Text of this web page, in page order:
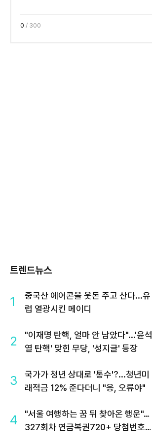
0 / 300
트렌드뉴스
1
중국산 에어콘을 웃돈 주고 산다...유
럽 열광시킨 메이디
2
"이재명 탄핵, 얼마 안 남았다"...'윤석
열 탄핵' 맞힌 무당, '성지글' 등장
3
국가가 청년 상대로 '통수'?...청년미
래적금 12% 준다더니 "응, 오류야"
4
"서울 여행하는 꿈 뒤 찾아온 행운"…
327회차 연금복권720+ 당첨번호조